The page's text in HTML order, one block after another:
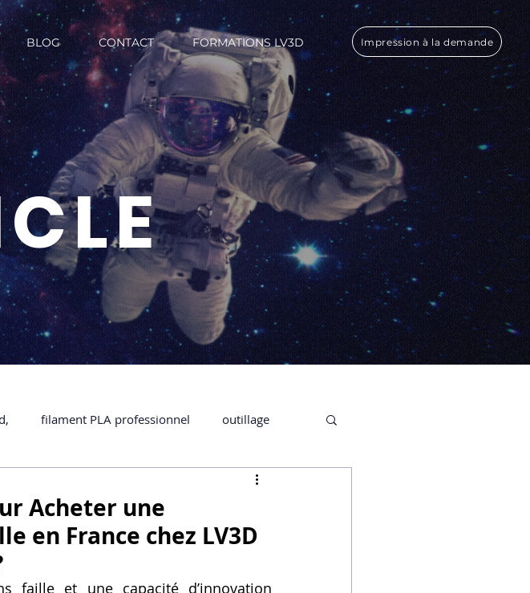
BLOG CONTACT FORMATIONS LV3D Impression à la demande
filament PLA professionnel outillage
3D impression 3D
Acheter une
en France chez LV3D
faille et une capacité d’innovation